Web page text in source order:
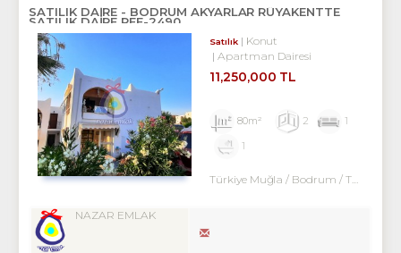
SATILIK DAİRE - BODRUM AKYARLAR RÜYAKENTTE
SATILIK DAİRE REF-2490
Satılık
Konut
Apartman Dairesi
11,250,000 TL
80m² 2
1
1
Türkiye Muğla / Bodrum / Turgutreis
NAZAR EMLAK